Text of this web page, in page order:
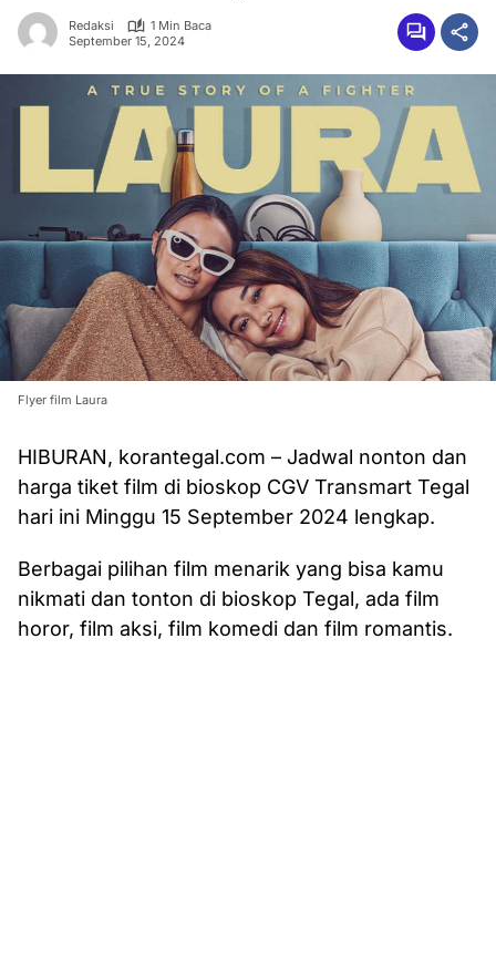
Redaksi
1 Min Baca
September 15, 2024
Flyer film Laura
HIBURAN, korantegal.com – Jadwal nonton dan
harga tiket film di bioskop CGV Transmart Tegal
hari ini Minggu 15 September 2024 lengkap.
Berbagai pilihan film menarik yang bisa kamu
nikmati dan tonton di bioskop Tegal, ada film
horor, film aksi, film komedi dan film romantis.